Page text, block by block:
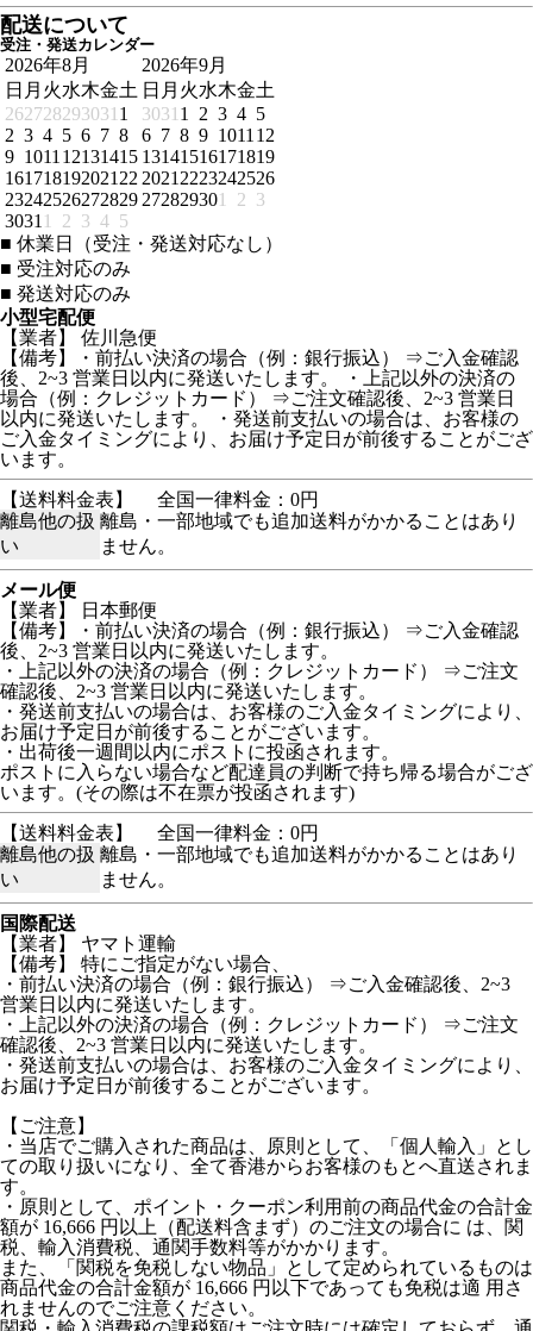
配送について
受注・発送カレンダー
2026年8月
日 月 火水木金土
262728293031 1
2 3 4 5 6 7 8
9 1011 12131415
161718192021 22
23242526272829
3031 1 2 3 4 5
2026年9月
日 月 火水木金土
3031 1 2 3 4 5
6 7 8 9 1011 12
13141516171819
2021 2223242526
272829301 2 3
■ 休業日（受注・発送対応なし）
■ 受注対応のみ
■ 発送対応のみ
小型宅配便
【業者】 佐川急便
【備考】・前払い決済の場合（例：銀行振込） ⇒ご入金確認
後、2~3 営業日以内に発送いたします。 ・上記以外の決済の
場合（例：クレジットカード） ⇒ご注文確認後、2~3 営業日
以内に発送いたします。 ・発送前支払いの場合は、お客様の
ご入金タイミングにより、お届け予定日が前後することがござ
います。
【送料料金表】
全国一律料金：0円
離島他の扱
い
離島・一部地域でも追加送料がかかることはあり
ません。
メール便
【業者】 日本郵便
【備考】・前払い決済の場合（例：銀行振込） ⇒ご入金確認
後、2~3 営業日以内に発送いたします。
・上記以外の決済の場合（例：クレジットカード） ⇒ご注文
確認後、2~3 営業日以内に発送いたします。
・発送前支払いの場合は、お客様のご入金タイミングにより、
お届け予定日が前後することがございます。
・出荷後一週間以内にポストに投函されます。
ポストに入らない場合など配達員の判断で持ち帰る場合がござ
います。(その際は不在票が投函されます)
【送料料金表】
全国一律料金：0円
離島他の扱
い
離島・一部地域でも追加送料がかかることはあり
ません。
国際配送
【業者】 ヤマト運輸
【備考】
特にご指定がない場合、
・前払い決済の場合（例：銀行振込） ⇒ご入金確認後、2~3
営業日以内に発送いたします。
・上記以外の決済の場合（例：クレジットカード） ⇒ご注文
確認後、2~3 営業日以内に発送いたします。
・発送前支払いの場合は、お客様のご入金タイミングにより、
お届け予定日が前後することがございます。
【ご注意】
・当店でご購入された商品は、原則として、「個人輸入」とし
ての取り扱いになり、全て香港からお客様のもとへ直送されま
す。
・原則として、ポイント・クーポン利用前の商品代金の合計金
額が 16,666 円以上（配送料含まず）のご注文の場合に は、関
税、輸入消費税、通関手数料等がかかります。
また、「関税を免税しない物品」として定められているものは
商品代金の合計金額が 16,666 円以下であっても免税は適 用さ
れませんのでご注意ください。